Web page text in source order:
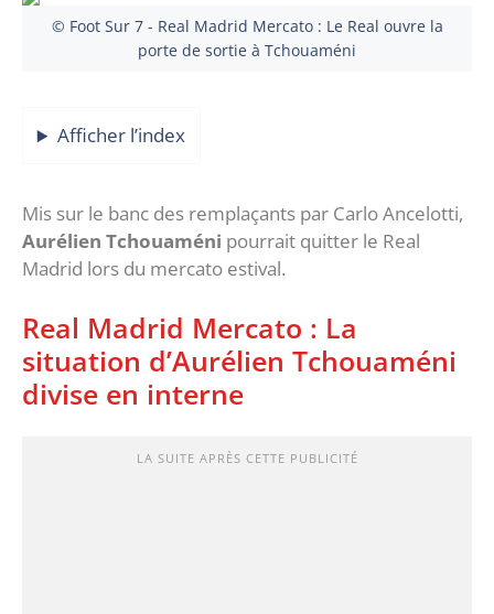
© Foot Sur 7 - Real Madrid Mercato : Le Real ouvre la
porte de sortie à Tchouaméni
Afficher l’index
Mis sur le banc des remplaçants par Carlo Ancelotti,
Aurélien Tchouaméni pourrait quitter le Real
Madrid lors du mercato estival.
Real Madrid Mercato : La
situation d’Aurélien Tchouaméni
divise en interne
LA SUITE APRÈS CETTE PUBLICITÉ